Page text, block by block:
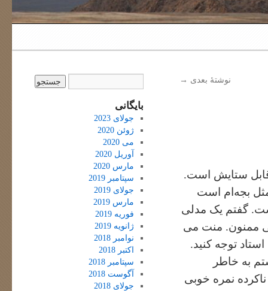
نوشتهٔ بعدی →
ستایش است.
بجه‌ام است
گفتم یک مدلی
ممنون. منت می
توجه کنید.
به خاطر
نمره خوبی
بایگانی
جولای 2023
ژوئن 2020
می 2020
آوریل 2020
مارس 2020
سپتامبر 2019
جولای 2019
مارس 2019
فوریه 2019
ژانویه 2019
نوامبر 2018
اکتبر 2018
سپتامبر 2018
آگوست 2018
جولای 2018